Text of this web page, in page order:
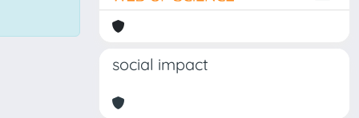
social impact